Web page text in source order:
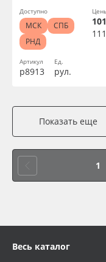
Артикул
р8913
Ед.
рул.
Доступно
МСК
СПБ
РНД
Показать еще
1
Весь каталог